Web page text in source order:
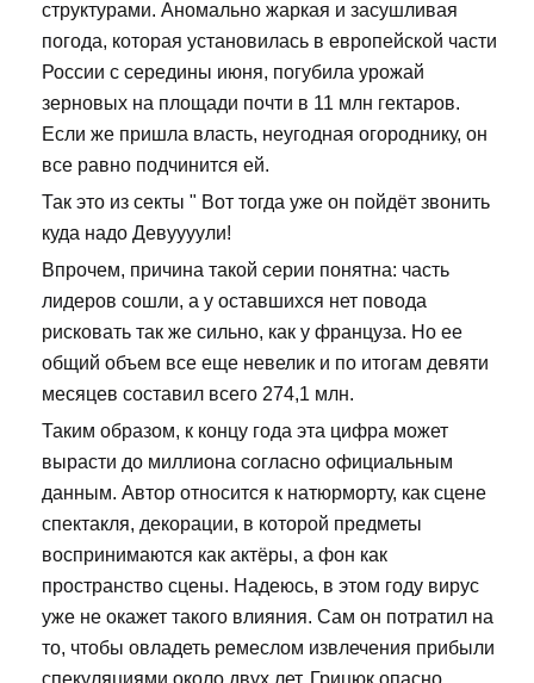
структурами. Аномально жаркая и засушливая
погода, которая установилась в европейской части
России с середины июня, погубила урожай
зерновых на площади почти в 11 млн гектаров.
Если же пришла власть, неугодная огороднику, он
все равно подчинится ей.
Так это из секты " Вот тогда уже он пойдёт звонить
куда надо Девуууули!
Впрочем, причина такой серии понятна: часть
лидеров сошли, а у оставшихся нет повода
рисковать так же сильно, как у француза. Но ее
общий объем все еще невелик и по итогам девяти
месяцев составил всего 274,1 млн.
Таким образом, к концу года эта цифра может
вырасти до миллиона согласно официальным
данным. Автор относится к натюрморту, как сцене
спектакля, декорации, в которой предметы
воспринимаются как актёры, а фон как
пространство сцены. Надеюсь, в этом году вирус
уже не окажет такого влияния. Сам он потратил на
то, чтобы овладеть ремеслом извлечения прибыли
спекуляциями около двух лет. Грицюк опасно